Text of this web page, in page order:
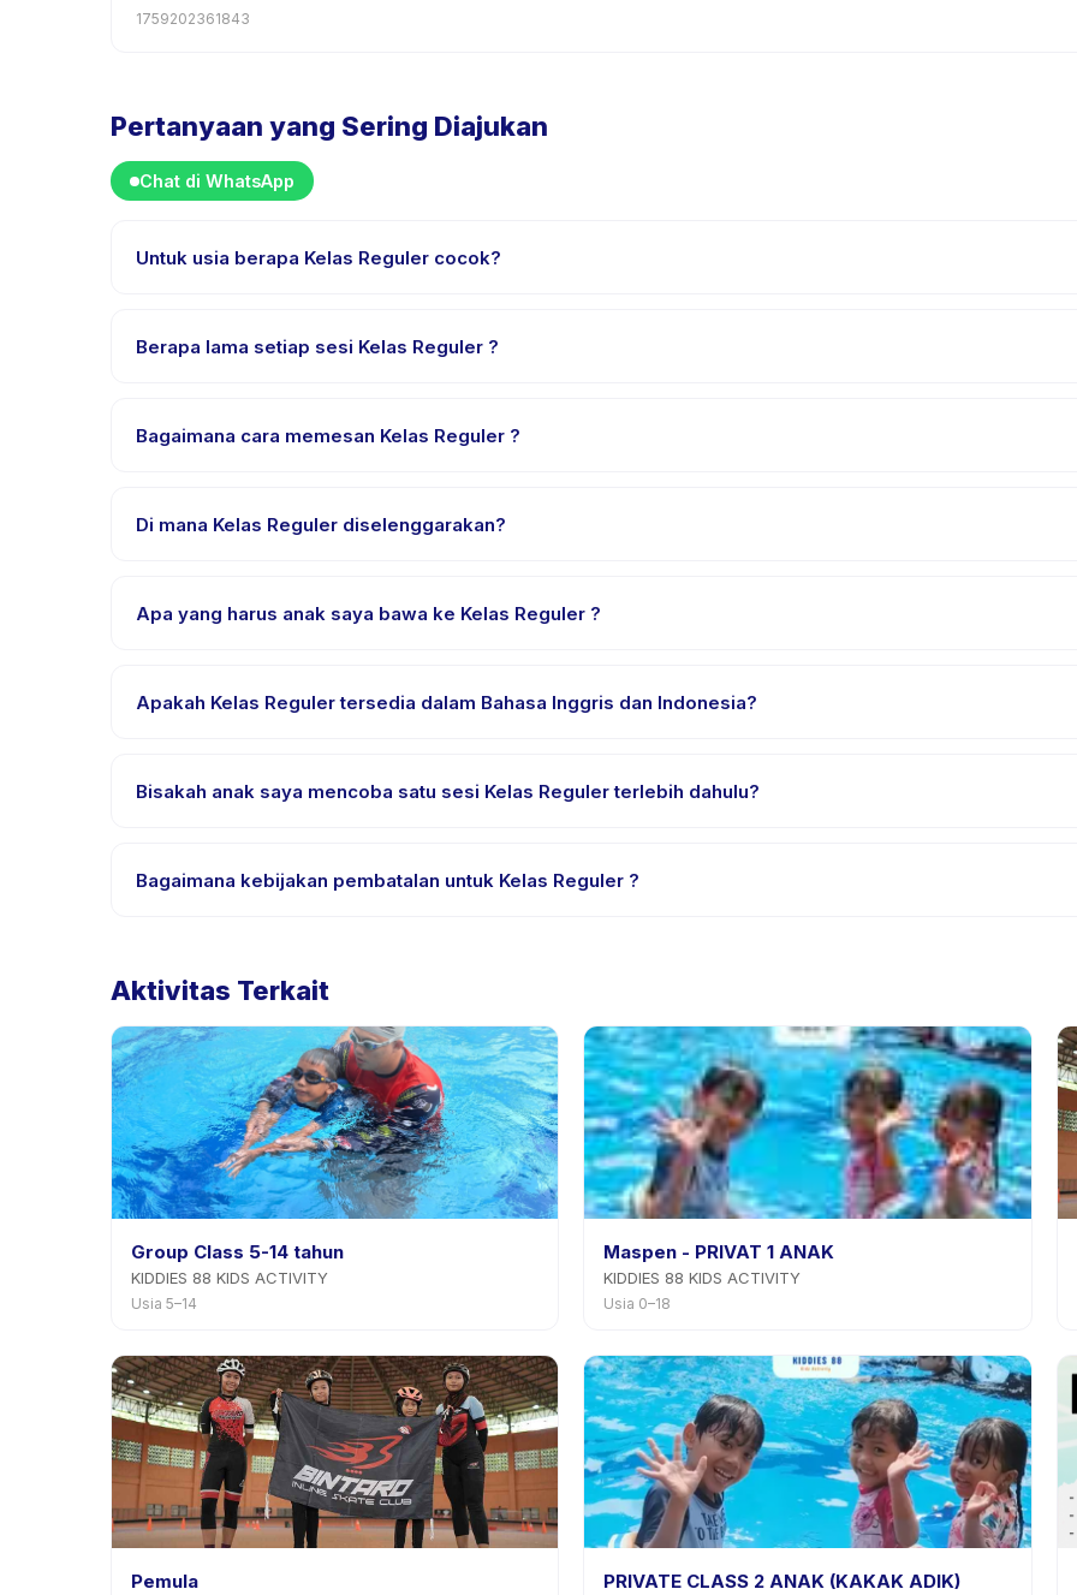
1759202361843
Pertanyaan yang Sering Diajukan
Chat di WhatsApp
Untuk usia berapa Kelas Reguler cocok?
anak mendapat tantangan yang sesuai.
Berapa lama setiap sesi Kelas Reguler ?
Bagaimana cara memesan Kelas Reguler ?
pembayaran berhasil.
Di mana Kelas Reguler diselenggarakan?
Apa yang harus anak saya bawa ke Kelas Reguler ?
Apakah Kelas Reguler tersedia dalam Bahasa Inggris dan Indonesia?
yang didukung.
Bisakah anak saya mencoba satu sesi Kelas Reguler terlebih dahulu?
Bagaimana kebijakan pembatalan untuk Kelas Reguler ?
Aktivitas Terkait
Group Class 5-14 tahun
KIDDIES 88 KIDS ACTIVITY
Usia 5–14
Maspen - PRIVAT 1 ANAK
KIDDIES 88 KIDS ACTIVITY
Usia 0–18
Pemula PRIVATE CLASS 2 ANAK (KAKAK ADIK)